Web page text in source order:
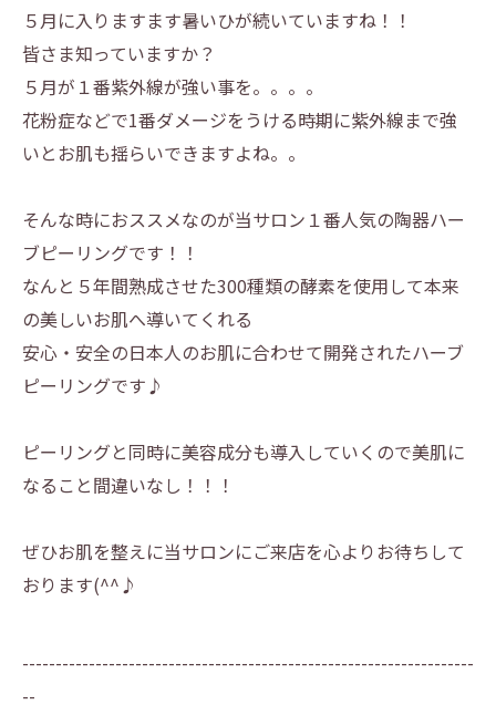
５月に入りますます暑いひが続いていますね！！
皆さま知っていますか？
５月が１番紫外線が強い事を。。。。
花粉症などで1番ダメージをうける時期に紫外線まで強
いとお肌も揺らいできますよね。。
そんな時におススメなのが当サロン１番人気の陶器ハー
ブピーリングです！！
なんと５年間熟成させた300種類の酵素を使用して本来
の美しいお肌へ導いてくれる
安心・安全の日本人のお肌に合わせて開発されたハーブ
ピーリングです♪
ピーリングと同時に美容成分も導入していくので美肌に
なること間違いなし！！！
ぜひお肌を整えに当サロンにご来店を心よりお待ちして
おります(^^♪
--------------------------------------------------------------------
--